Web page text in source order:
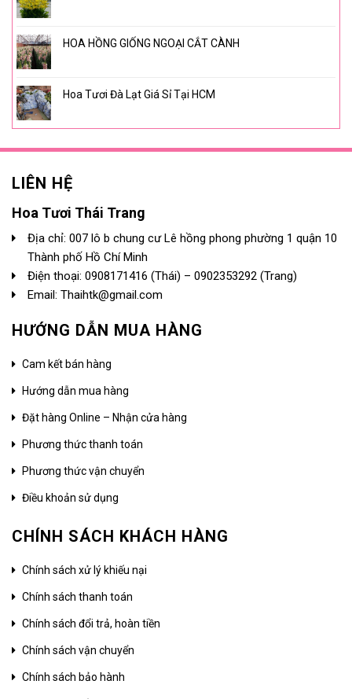
HOA HỒNG GIỐNG NGOẠI CẮT CÀNH
Hoa Tươi Đà Lạt Giá Sỉ Tại HCM
LIÊN HỆ
Hoa Tươi Thái Trang
Địa chỉ: 007 lô b chung cư Lê hồng phong phường 1 quận 10
Thành phố Hồ Chí Minh
Điện thoại: 0908171416 (Thái) – 0902353292 (Trang)
Email: Thaihtk@gmail.com
HƯỚNG DẪN MUA HÀNG
Cam kết bán hàng
Hướng dẫn mua hàng
Đặt hàng Online – Nhận cửa hàng
Phương thức thanh toán
Phương thức vận chuyển
Điều khoản sử dụng
CHÍNH SÁCH KHÁCH HÀNG
Chính sách xử lý khiếu nại
Chính sách thanh toán
Chính sách đổi trả, hoàn tiền
Chính sách vận chuyển
Chính sách bảo hành